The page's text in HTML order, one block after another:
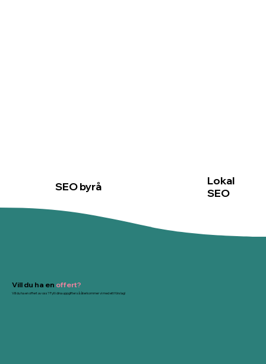
SEO byrå
Lokal
SEO
Vill du ha en offert?
Vill du ha en offert av oss? Fyll i dina uppgifter så återkommer vi med ett förslag!